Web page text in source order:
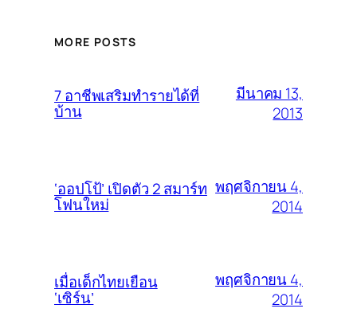
MORE POSTS
7 อาชีพเสริมทำรายได้ที่
บ้าน
มีนาคม 13,
2013
‘ออปโป้’ เปิดตัว 2 สมาร์ท
โฟนใหม่
พฤศจิกายน 4,
2014
เมื่อเด็กไทยเยือน
‘เซิร์น’
พฤศจิกายน 4,
2014